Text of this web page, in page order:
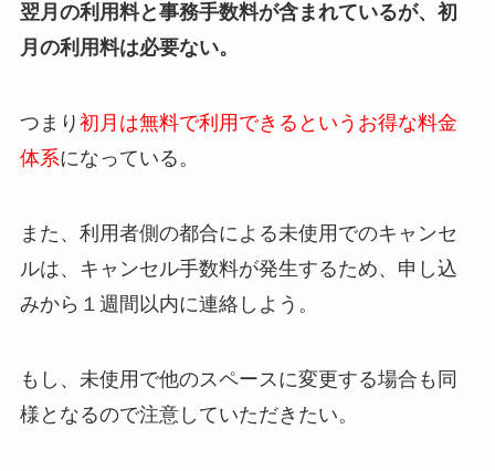
翌月の利用料と事務手数料が含まれているが、初
月の利用料は必要ない。
つまり 初月は無料で利用できるというお得な料金
体系になっている。
また、利用者側の都合による未使用でのキャンセ
ルは、キャンセル手数料が発生するため、申し込
みから１週間以内に連絡しよう。
もし、未使用で他のスペースに変更する場合も同
様となるので注意していただきたい。